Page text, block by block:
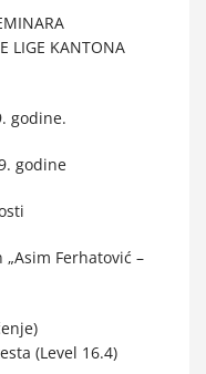
LIGE KANTONA
godine.
godine
Ferhatović –
(Level 16.4)